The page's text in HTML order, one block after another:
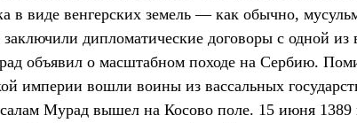
в виде венгерских земель — как обычно,
дипломатические договоры с одной
объявил о масштабном походе на Сербию.
империи вошли воины из вассальных
Мурад вышел на Косово поле. 15 июня 1389